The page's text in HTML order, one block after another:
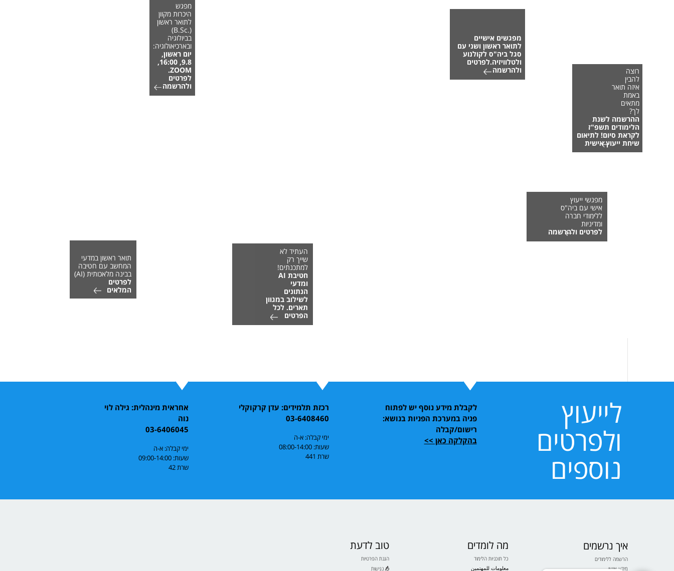
רוצה
להבין
איזה תואר
באמת
מתאים
לך?
ההרשמה לשנת
הלימודים תשפ"ז
לקראת סיום! לתיאום
שיחת ייעוץ אישית
מפגש
היכרות מקוון
לתואר ראשון
(.B.Sc)
בביולוגיה
ובארכיאולוגיה:
יום ראשון,
9.8, 16:00,
ZOOM.
לפרטים
ולהרשמה
מפגשים אישיים
לתואר ראשון ושני עם
סגל ביה"ס לקולנוע
ולטלוויזיה.לפרטים
ולהרשמה
העתיד לא
שייך רק
למתכנתים!
חטיבת AI
ומדעי
הנתונים
לשילוב במגוון
תארים. לכל
הפרטים
תואר ראשון במדעי
המחשב עם חטיבה
בבינה מלאכותית (AI)
לפרטים
המלאים
מפגשי ייעוץ
אישי עם ביה"ס
ללימודי חברה
ומדיניות
לפרטים ולהרשמה
לייעוץ
ולפרטים
נוספים
לקבלת מידע נוסף יש לפתוח
פניה במערכת הפניות בנושא:
רישום/קבלה
בהקלקה כאן >>
רכזת תלמידים: עדן קרקוקלי
03-6408460
ימי קבלה: א-ה
שעות: 08:00-14:00
שרת 441
אחראית מינהלית: גילה לוי
נוה
03-6406045
ימי קבלה: א-ה
שעות: 09:00-14:00
שרת 42
איך נרשמים
הרשמה ללימודים
מידע אישי
מה לומדים
כל תוכניות הלימוד
معلومات للمهتمين
טוב לדעת
הגנת הפרטיות
נגישות